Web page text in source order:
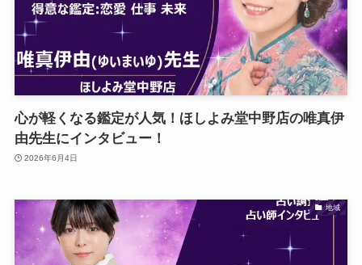
心が軽くなる鑑定が人気！ほしよみ堂中野店の唯真伊
由先生にインタビュー！
2026年6月4日
地域